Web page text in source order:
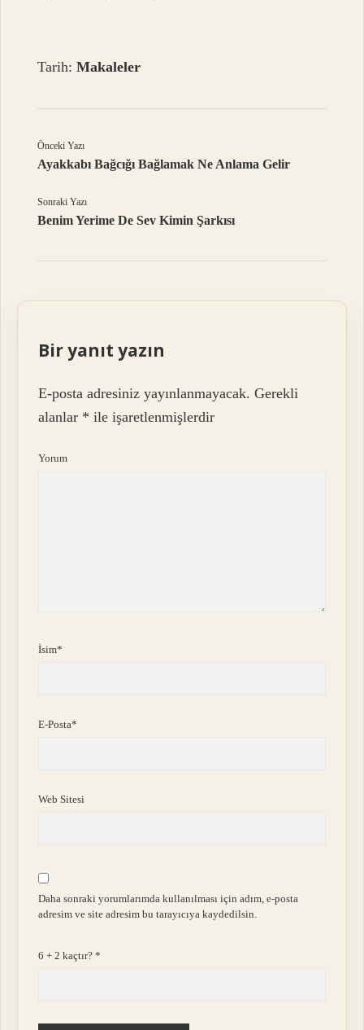
Tarih:Makaleler
Önceki Yazı
Ayakkabı Bağcığı Bağlamak Ne Anlama Gelir
Sonraki Yazı
Benim Yerime De Sev Kimin Şarkısı
Bir yanıt yazın
E-posta adresiniz yayınlanmayacak. Gerekli
alanlar * ile işaretlenmişlerdir
Yorum
İsim*
E-Posta*
Web Sitesi
Daha sonraki yorumlarımda kullanılması için adım, e-posta
adresim ve site adresim bu tarayıcıya kaydedilsin.
6 + 2 kaçtır?*